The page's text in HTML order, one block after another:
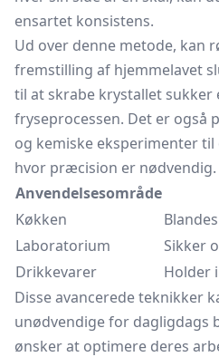
ensartet konsistens.
Ud over denne metode, kan
fremstilling af hjemmelavet
til at skrabe krystallet sukker
fryseprocessen. Det er også
og kemiske eksperimenter
hvor præcision er nødvendig.
Anvendelsesområde
Køkken
Laboratorium
Sikker
Drikkevarer
Holder
Disse avancerede teknikker
unødvendige for dagligdags
ønsker at optimere deres